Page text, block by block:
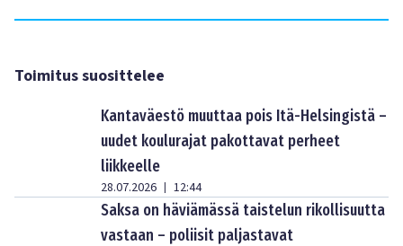
Toimitus suosittelee
Kantaväestö muuttaa pois Itä-Helsingistä –
uudet koulurajat pakottavat perheet
liikkeelle
28.07.2026 | 12:44
Saksa on häviämässä taistelun rikollisuutta
vastaan – poliisit paljastavat